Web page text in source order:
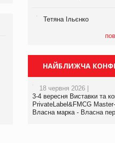
Брагина Людмила
Просування компанії на
www.trademaster.ua.
правила. Особливості.
Тетяна Ільєнко
НАЙБЛИЖЧА
18 червня 2026 |
3-4 вересня Виставки та
PrivateLabel&FMCG
Власна марка - Власна